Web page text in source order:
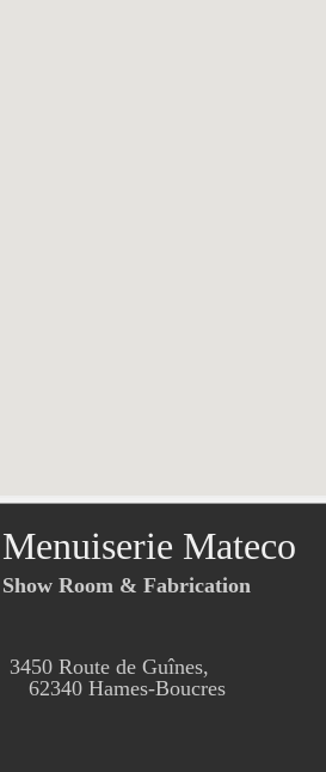
Menuiserie Mateco
Show Room & Fabrication
3450 Route de Guînes,
62340 Hames-Boucres